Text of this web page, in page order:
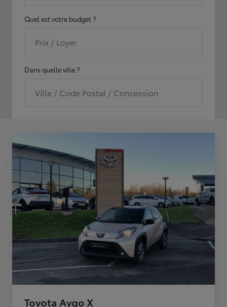
Quel est votre budget ?
Prix / Loyer
Dans quelle ville ?
Ville / Code Postal / Concession
Toyota Aygo X